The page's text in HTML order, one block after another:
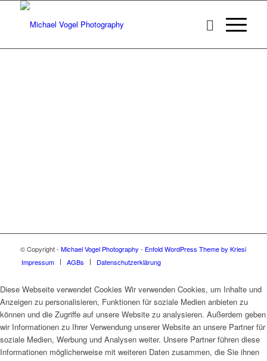
© Copyright - Michael Vogel Photography - Enfold WordPress Theme by Kriesi
Impressum
AGBs Datenschutzerklärung
Diese Webseite verwendet Cookies Wir verwenden Cookies, um Inhalte und
Anzeigen zu personalisieren, Funktionen für soziale Medien anbieten zu
können und die Zugriffe auf unsere Website zu analysieren. Außerdem geben
wir Informationen zu Ihrer Verwendung unserer Website an unsere Partner für
soziale Medien, Werbung und Analysen weiter. Unsere Partner führen diese
Informationen möglicherweise mit weiteren Daten zusammen, die Sie ihnen